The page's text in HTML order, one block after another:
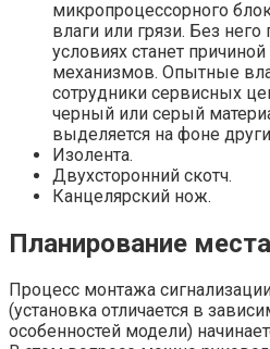
микропроцессорного
влаги или грязи. Без
условиях станет
механизмов. Опытные
сотрудники сервисных
черный или серый
выделяется на фоне
Изолента.
Двухсторонний скотч.
Канцелярский нож.
Планирование
Процесс монтажа
(установка отличается в
особенностей модели)